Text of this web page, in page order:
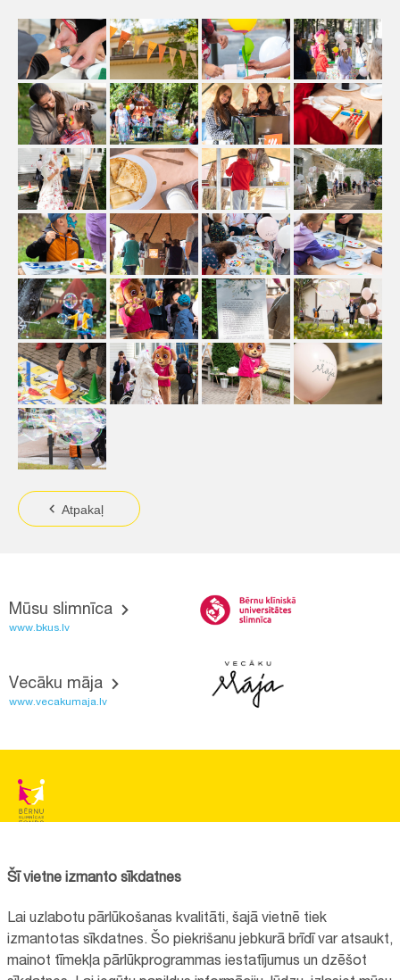
Atpakaļ
Mūsu slimnīca
www.bkus.lv
Vecāku māja
www.vecakumaja.lv
Reģistrācijas nr.:40008057120
+371 67064475
Šī vietne izmanto sīkdatnes
Lai uzlabotu pārlūkošanas kvalitāti, šajā vietnē tiek
izmantotas sīkdatnes. Šo piekrišanu jebkurā brīdī var atsaukt,
mainot tīmekļa pārlūkprogrammas iestatījumus un dzēšot